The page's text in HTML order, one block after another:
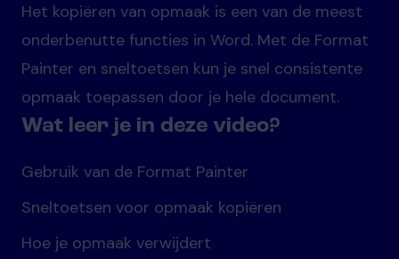
Het kopiëren van opmaak is een van de meest
onderbenutte functies in Word. Met de Format
Painter en sneltoetsen kun je snel consistente
opmaak toepassen door je hele document.
Wat leer je in deze video?
Gebruik van de Format Painter
Sneltoetsen voor opmaak kopiëren
Hoe je opmaak verwijdert